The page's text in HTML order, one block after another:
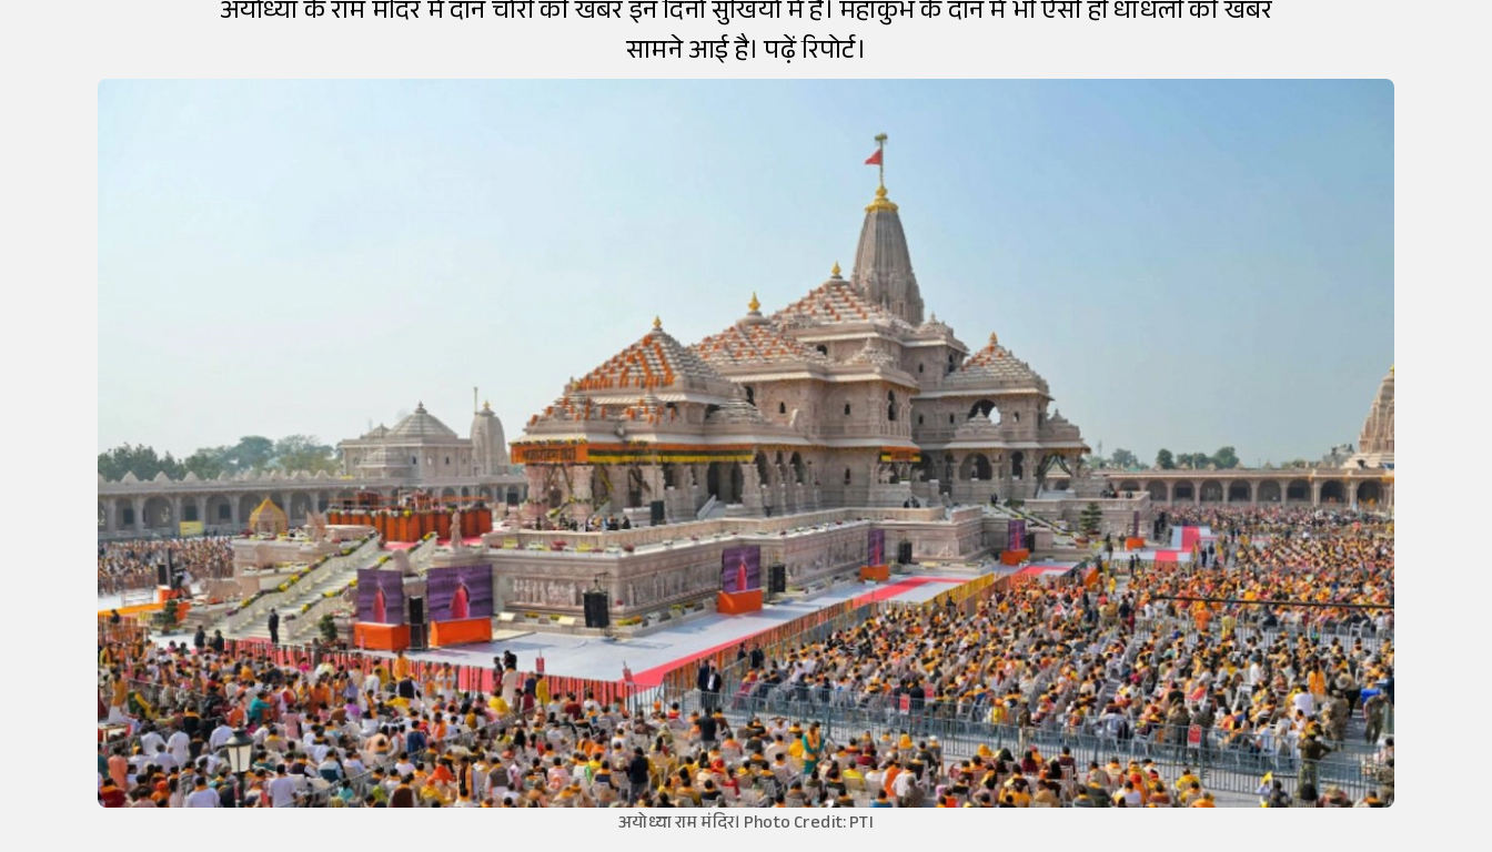
अयोध्या के राम मंदिर में दान चोरी की खबर इन दिनों सुर्खियों में है। महाकुंभ के दान में भी ऐसी ही धांधली की खबर
सामने आई है। पढ़ें रिपोर्ट।
अयोध्या राम मंदिर। Photo Credit: PTI